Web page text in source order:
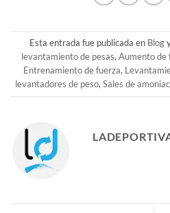
Esta entrada fue publicada en Blog
levantamiento de pesas, Aumento de
Entrenamiento de fuerza,
levantadores de peso, Sales de